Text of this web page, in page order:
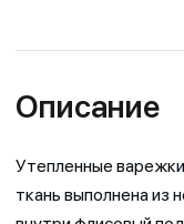
Описание
Утепленные
ткань выполнена из